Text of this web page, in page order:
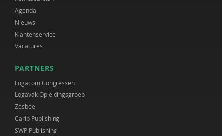
Agenda
Nieuws
Klantenservice
Vacatures
PARTNERS
Logacom Congressen
Logavak Opleidingsgroep
Zesbee
Carib Publishing
SWP Publishing